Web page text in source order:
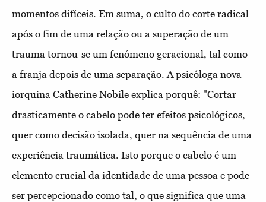
momentos difíceis. Em suma, o culto do corte radical
após o fim de uma relação ou a superação de um
trauma tornou-se um fenómeno geracional, tal como
a franja depois de uma separação. A psicóloga nova-
iorquina Catherine Nobile explica porquê: "Cortar
drasticamente o cabelo pode ter efeitos psicológicos,
quer como decisão isolada, quer na sequência de uma
experiência traumática. Isto porque o cabelo é um
elemento crucial da identidade de uma pessoa e pode
ser percepcionado como tal, o que significa que uma